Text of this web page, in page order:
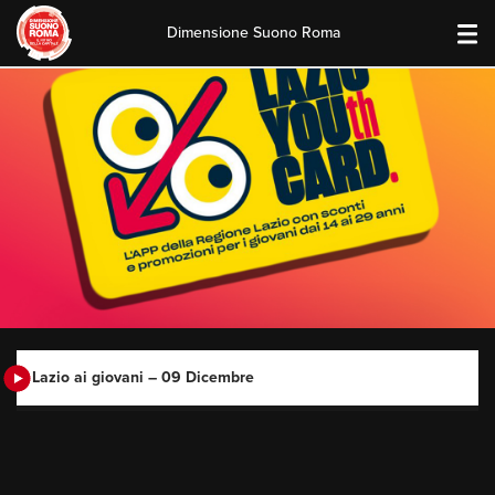
content
Dimensione Suono Roma
Lazio ai giovani – 09 Dicembre